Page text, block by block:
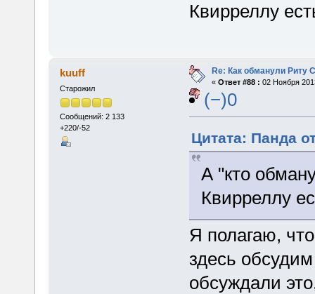
Квирреллу
kuuff
Старожил
Сообщений: 2 133
+220/-52
Re: Как обманули Риту
« Ответ #88 : 02 Ноября
(−)0
Цитата: Панда
А "кто
Квирреллу
Я полагаю,
здесь
обсуждали